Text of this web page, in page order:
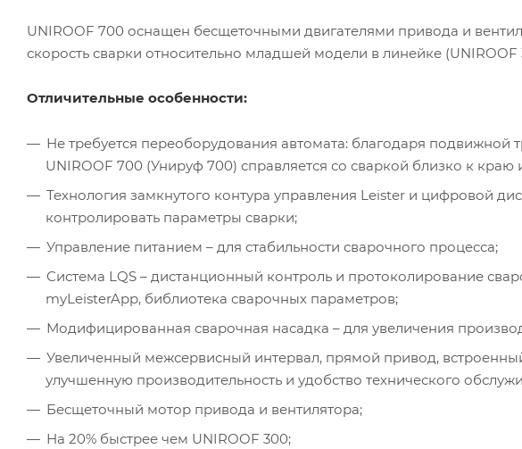
UNIROOF 700 оснащен бесщеточными двигателями привода и
скорость сварки относительно младшей модели в линейке
Отличительные особенности:
Не требуется переоборудования автомата: благодаря
UNIROOF 700 (Унируф 700) справляется со сваркой близко к краю
Технология замкнутого контура управления Leister и цифровой
контролировать параметры сварки;
Управление питанием – для стабильности сварочного процесса;
Система LQS – дистанционный контроль и протоколирование
myLeisterApp, библиотека сварочных параметров;
Модифицированная сварочная насадка – для увеличения
Увеличенный межсервисный интервал, прямой привод,
улучшенную производительность и удобство технического
Бесщеточный мотор привода и вентилятора;
На 20% быстрее чем UNIROOF 300;